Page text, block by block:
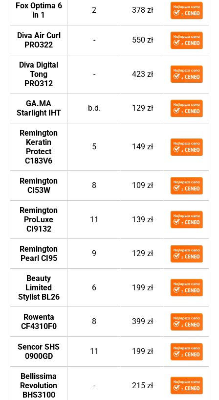
Fox Optima 6
in 1
2 378 zł
Diva Air Curl
PRO322
- 550 zł
Diva Digital
Tong
PRO312
- 423 zł
GA.MA
Starlight IHT
b.d. 129 zł
Remington
Keratin
Protect
C183V6
5 149 zł
Remington
CI53W
8 109 zł
Remington
ProLuxe
CI9132
11 139 zł
Remington
Pearl CI95
9 129 zł
Beauty
Limited
Stylist BL26
6 199 zł
Rowenta
CF4310F0
8 399 zł
Sencor SHS
0900GD
11 199 zł
Bellissima
Revolution
BHS3100
- 215 zł